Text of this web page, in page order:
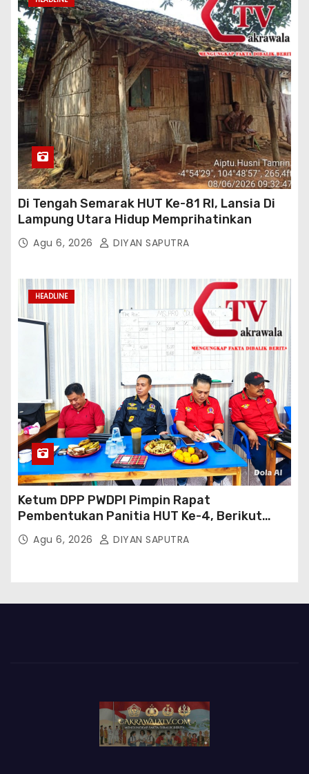
Di Tengah Semarak HUT Ke-81 RI, Lansia Di
Lampung Utara Hidup Memprihatinkan
Agu 6, 2026 DIYAN SAPUTRA
HEADLINE
Ketum DPP PWDPI Pimpin Rapat
Pembentukan Panitia HUT Ke-4, Berikut
Susunan Dan Rangkaian Kegiatannya
Agu 6, 2026 DIYAN SAPUTRA